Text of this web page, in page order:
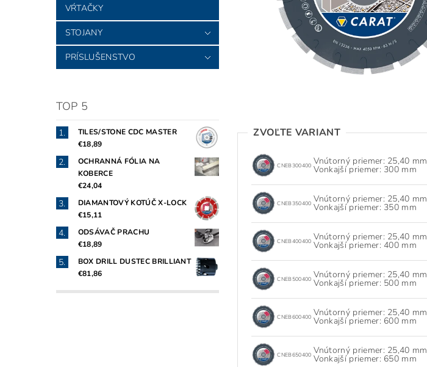
VŔTAČKY
STOJANY
PRÍSLUŠENSTVO
TOP 5
TILES/STONE CDC MASTER
€18,89
OCHRANNÁ FÓLIA NA
KOBERCE
€24,04
DIAMANTOVÝ KOTÚČ X-LOCK
€15,11
ODSÁVAČ PRACHU
€18,89
BOX DRILL DUSTEC BRILLIANT
€81,86
ZVOĽTE VARIANT
CNEB300400 Vnútorný priemer: 25,40 mm
Vonkajší priemer: 300 mm
CNEB350400 Vnútorný priemer: 25,40 mm
Vonkajší priemer: 350 mm
CNEB400400 Vnútorný priemer: 25,40 mm
Vonkajší priemer: 400 mm
CNEB500400 Vnútorný priemer: 25,40 mm
Vonkajší priemer: 500 mm
CNEB600400 Vnútorný priemer: 25,40 mm
Vonkajší priemer: 600 mm
CNEB650400 Vnútorný priemer: 25,40 mm
Vonkajší priemer: 650 mm